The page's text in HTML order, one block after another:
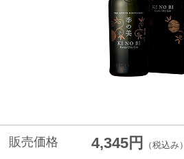
販売価格 4,345円 （税込み）